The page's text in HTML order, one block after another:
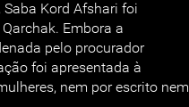
Saba Kord Afshari foi
Embora a
pelo procurador
foi apresentada à
nem por escrito nem